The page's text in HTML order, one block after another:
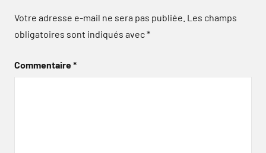
Votre adresse e-mail ne sera pas publiée. Les champs
obligatoires sont indiqués avec*
Commentaire*